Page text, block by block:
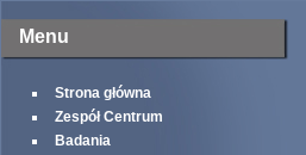
Menu
Strona główna
Zespół Centrum
Badania